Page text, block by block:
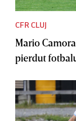
CFR CLUJ
Mario
pierdut